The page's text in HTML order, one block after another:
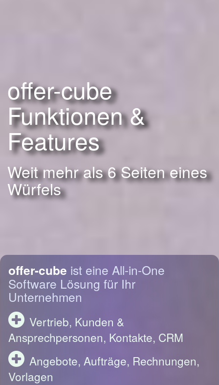
offer-cube
Funktionen &
Features
Weit mehr als 6 Seiten eines
Würfels
offer-cube ist eine All-in-One
Software Lösung für Ihr
Unternehmen
Vertrieb, Kunden &
Ansprechpersonen, Kontakte, CRM
Angebote, Aufträge, Rechnungen,
Vorlagen